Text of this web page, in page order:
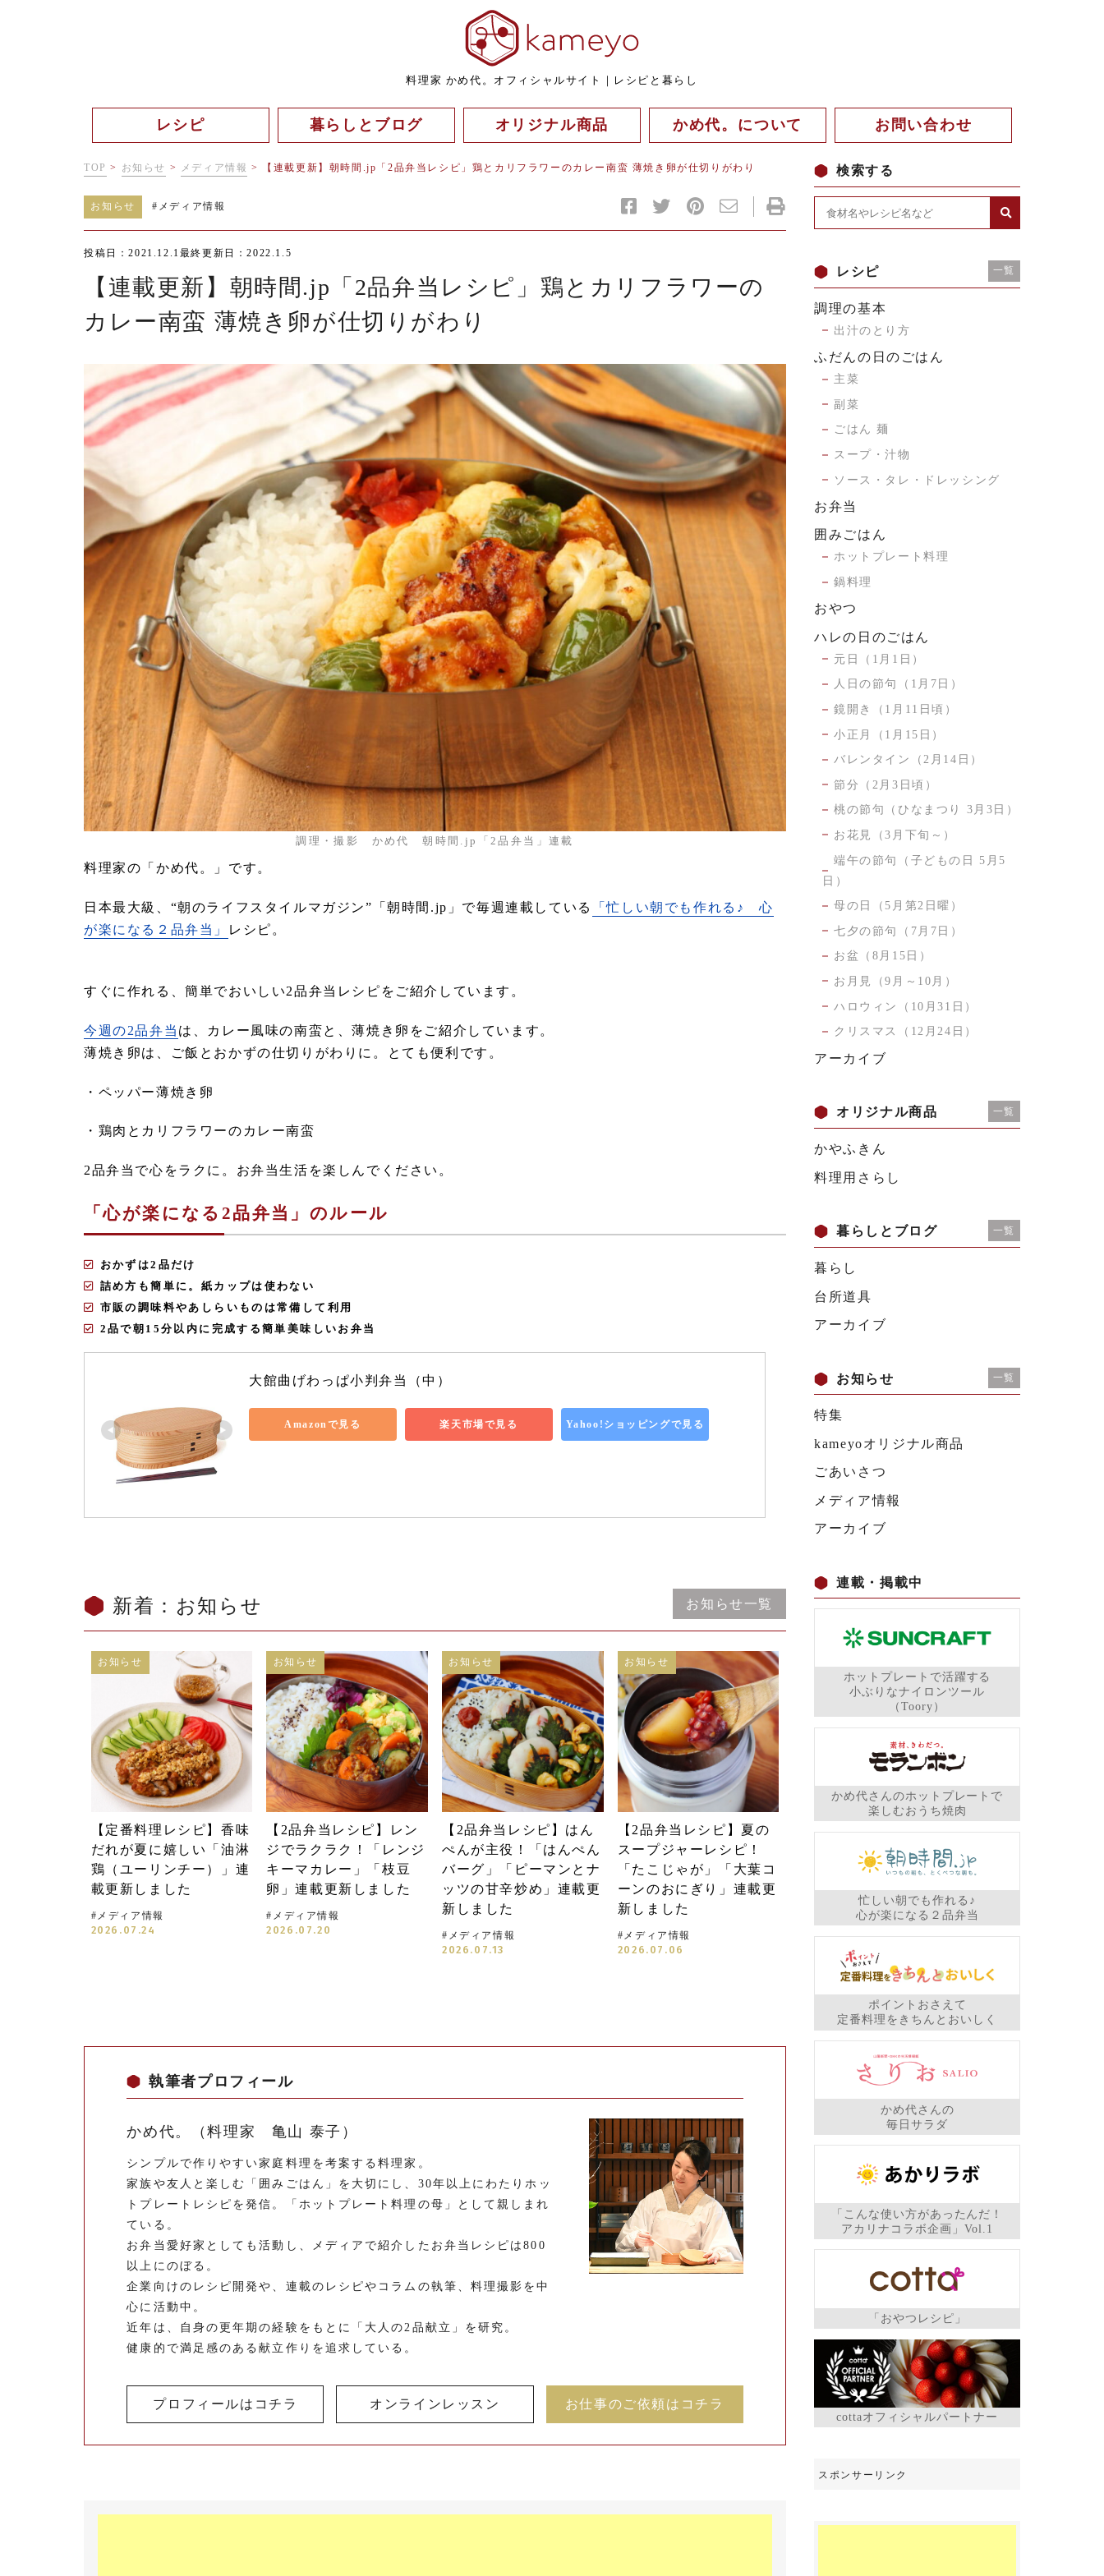
料理家 かめ代。オフィシャルサイト｜レシピと暮らし
レシピ 暮らしとブログ オリジナル商品 かめ代。について お問い合わせ
TOP > お知らせ > メディア情報 > 【連載更新】朝時間.jp「2品弁当レシピ」鶏とカリフラワーのカレー南蛮 薄焼き卵が仕切りがわり
お知らせ # メディア情報
投稿日：2021.12.1最終更新日：2022.1.5
【連載更新】朝時間.jp「2品弁当レシピ」鶏とカリフラワーの
カレー南蛮 薄焼き卵が仕切りがわり
調理・撮影 かめ代 朝時間.jp「2品弁当」連載
料理家の「かめ代。」です。
日本最大級、“朝のライフスタイルマガジン”「朝時間.jp」で毎週連載している
「忙しい朝でも作れる♪ 心
が楽になる２品弁当」
レシピ。
すぐに作れる、簡単でおいしい2品弁当レシピをご紹介しています。
今週の2品弁当 は、カレー風味の南蛮と、薄焼き卵をご紹介しています。
薄焼き卵は、ご飯とおかずの仕切りがわりに。とても便利です。
・ペッパー薄焼き卵
・鶏肉とカリフラワーのカレー南蛮
2品弁当で心をラクに。お弁当生活を楽しんでください。
「心が楽になる2品弁当」のルール
おかずは2品だけ
詰め方も簡単に。紙カップは使わない
市販の調味料やあしらいものは常備して利用
2品で朝15分以内に完成する簡単美味しいお弁当
大館曲げわっぱ小判弁当（中）
Amazonで見る 楽天市場で見る Yahoo!ショッピングで見る
新着：お知らせ お知らせ一覧
【定番料理レシピ】香味
だれが夏に嬉しい「油淋
鶏（ユーリンチー）」連
載更新しました
# メディア情報
2026.07.24
お知らせ
【2品弁当レシピ】レン
ジでラクラク！「レンジ
キーマカレー」「枝豆
卵」連載更新しました
# メディア情報
2026.07.20
お知らせ
【2品弁当レシピ】はん
ぺんが主役！「はんぺん
バーグ」「ピーマンとナ
ッツの甘辛炒め」連載更
新しました
# メディア情報
2026.07.13
お知らせ
【2品弁当レシピ】夏の
スープジャーレシピ！
「たこじゃが」「大葉コ
ーンのおにぎり」連載更
新しました
# メディア情報
2026.07.06
お知らせ
執筆者プロフィール
かめ代。（料理家 亀山 泰子）
シンプルで作りやすい家庭料理を考案する料理家。
家族や友人と楽しむ「囲みごはん」を大切にし、30年以上にわたりホッ
トプレートレシピを発信。「ホットプレート料理の母」として親しまれ
ている。
お弁当愛好家としても活動し、メディアで紹介したお弁当レシピは800
以上にのぼる。
企業向けのレシピ開発や、連載のレシピやコラムの執筆、料理撮影を中
心に活動中。
近年は、自身の更年期の経験をもとに「大人の2品献立」を研究。
健康的で満足感のある献立作りを追求している。
プロフィールはコチラ オンラインレッスン お仕事のご依頼はコチラ
検索する
レシピ 一覧
調理の基本
出汁のとり方
ふだんの日のごはん
主菜
副菜
ごはん 麺
スープ・汁物
ソース・タレ・ドレッシング
お弁当
囲みごはん
ホットプレート料理
鍋料理
おやつ
ハレの日のごはん
元日（1月1日）
人日の節句（1月7日）
鏡開き（1月11日頃）
小正月（1月15日）
バレンタイン（2月14日）
節分（2月3日頃）
桃の節句（ひなまつり 3月3日）
お花見（3月下旬～）
端午の節句（子どもの日 5月5
日）
母の日（5月第2日曜）
七夕の節句（7月7日）
お盆（8月15日）
お月見（9月～10月）
ハロウィン（10月31日）
クリスマス（12月24日）
アーカイブ
オリジナル商品 一覧
かやふきん
料理用さらし
暮らしとブログ 一覧
暮らし
台所道具
アーカイブ
お知らせ 一覧
特集
kameyoオリジナル商品
ごあいさつ
メディア情報
アーカイブ
連載・掲載中
ホットプレートで活躍する
小ぶりなナイロンツール
（Toory）
かめ代さんのホットプレートで
楽しむおうち焼肉
忙しい朝でも作れる♪
心が楽になる２品弁当
ポイントおさえて
定番料理をきちんとおいしく
かめ代さんの
毎日サラダ
「こんな使い方があったんだ！
アカリナコラボ企画」Vol.1
「おやつレシピ」
cottaオフィシャルパートナー